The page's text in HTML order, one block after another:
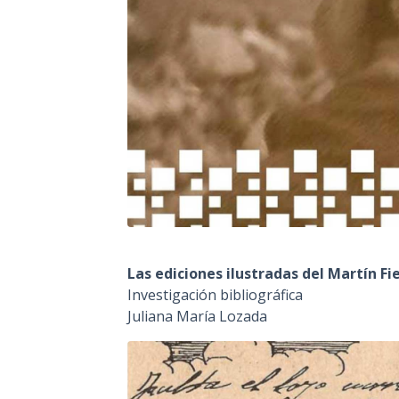
Las ediciones ilustradas del Martín
Investigación bibliográfica
Juliana María Lozada